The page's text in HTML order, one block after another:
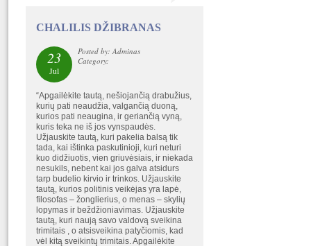
CHALILIS DŽIBRANAS
23
Jul
Posted by: Adminas
Category:
“Apgailėkite tautą, nešiojančią drabužius,
kurių pati neaudžia, valgančią duoną,
kurios pati neaugina, ir geriančią vyną,
kuris teka ne iš jos vynspaudės.
Užjauskite tautą, kuri pakelia balsą tik
tada, kai ištinka paskutinioji, kuri neturi
kuo didžiuotis, vien griuvėsiais, ir niekada
nesukils, nebent kai jos galva atsidurs
tarp budelio kirvio ir trinkos. Užjauskite
tautą, kurios politinis veikėjas yra lapė,
filosofas – žonglierius, o menas – skylių
lopymas ir beždžioniavimas. Užjauskite
tautą, kuri naują savo valdovą sveikina
trimitais , o atsisveikina patyčiomis, kad
vėl kitą sveikintų trimitais. Apgailėkite